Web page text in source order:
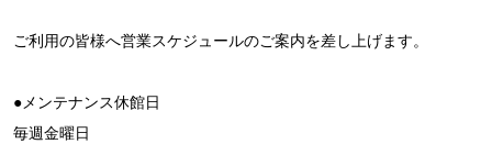
ご利用の皆様へ営業スケジュールのご案内を差し上げます。
●メンテナンス休館日
毎週金曜日